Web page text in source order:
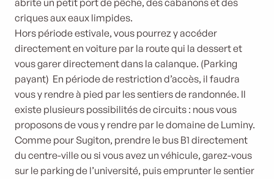
abrite un petit port de pêche, des cabanons et des
criques aux eaux limpides.
Hors période estivale, vous pourrez y accéder
directement en voiture par la route qui la dessert et
vous garer directement dans la calanque. (Parking
payant) En période de restriction d’accès, il faudra
vous y rendre à pied par les sentiers de randonnée. Il
existe plusieurs possibilités de circuits : nous vous
proposons de vous y rendre par le domaine de Luminy.
Comme pour Sugiton, prendre le bus B1 directement
du centre-ville ou si vous avez un véhicule, garez-vous
sur le parking de l’université, puis emprunter le sentier